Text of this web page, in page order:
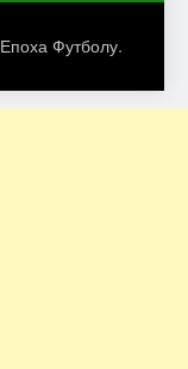
Епоха Футболу.